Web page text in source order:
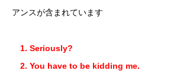
アンスが含まれています
1. Seriously?
2. You have to be kidding me.